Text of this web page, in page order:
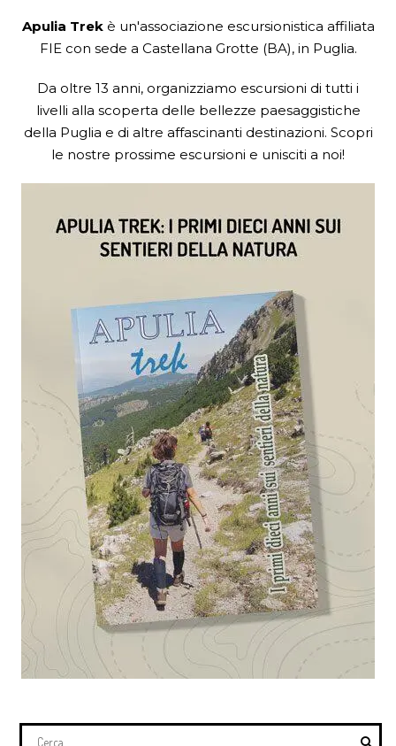
Apulia Trekè un'associazione escursionistica affiliata
FIEcon sede a Castellana Grotte (BA), in Puglia.
Da oltre 13 anni, organizziamo escursioni di tutti i
livelli alla scoperta delle bellezze paesaggistiche
della Puglia e di altre affascinanti destinazioni. Scopri
le nostre prossime escursioni e unisciti a noi!